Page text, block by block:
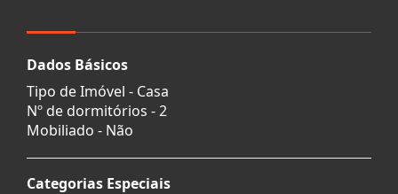
Dados Básicos
Tipo de Imóvel - Casa
Nº de dormitórios - 2
Mobiliado - Não
Categorias Especiais